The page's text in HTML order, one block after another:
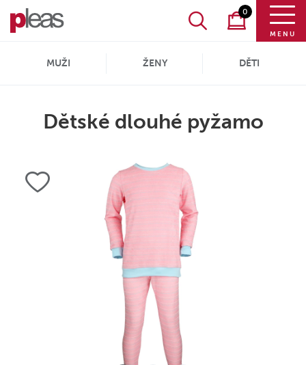
0
MENU
MUŽI ŽENY DĚTI
Dětské dlouhé pyžamo